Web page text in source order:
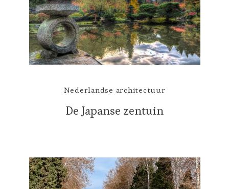
Nederlandse architectuur
De Japanse zentuin